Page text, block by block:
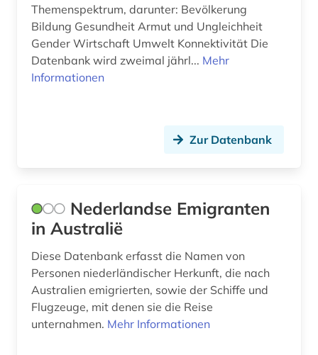
Themenspektrum, darunter: Bevölkerung
Bildung Gesundheit Armut und Ungleichheit
Gender Wirtschaft Umwelt Konnektivität Die
Datenbank wird zweimal jährl... Mehr
Informationen
Zur Datenbank
Nederlandse Emigranten
in Australië
Diese Datenbank erfasst die Namen von
Personen niederländischer Herkunft, die nach
Australien emigrierten, sowie der Schiffe und
Flugzeuge, mit denen sie die Reise
unternahmen. Mehr Informationen